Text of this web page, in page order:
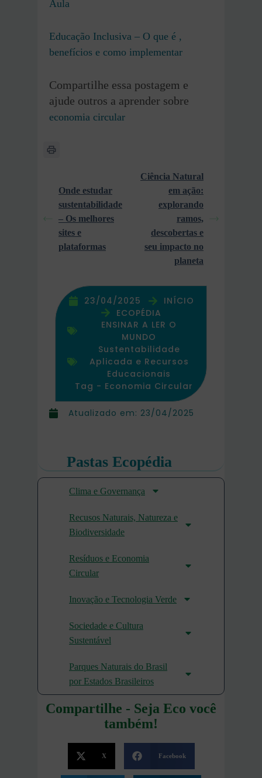
Atualizado em: 23/04/2025
Aula
Educação Inclusiva – O que é ,
benefícios e como implementar
Compartilhe essa postagem e
ajude outros a aprender sobre
economia circular
Onde estudar
sustentabilidade
– Os melhores
sites e
plataformas
Ciência Natural
em ação:
explorando
ramos,
descobertas e
seu impacto no
planeta
23/04/2025
INÍCIO
ECOPÉDIA
ENSINAR A LER O
MUNDO
Sustentabilidade
Aplicada e Recursos
Educacionais
Tag - Economia Circular
Pastas Ecopédia
Clima e Governança
Recusos Naturais, Natureza e
Biodiversidade
Resíduos e Economia
Circular
Inovação e Tecnologia Verde
Sociedade e Cultura
Sustentável
Parques Naturais do Brasil
por Estados Brasileiros
Compartilhe - Seja Eco você
também!
X Facebook